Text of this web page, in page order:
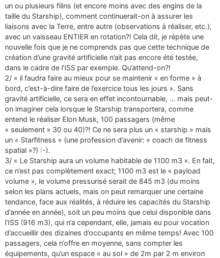
un ou plusieurs filins (et encore moins avec des engins de la
taille du Starship), comment continuerait-on à assurer les
liaisons avec la Terre, entre autre (observations à réaliser, etc.),
avec un vaisseau ENTIER en rotation?! Cela dit, je répète une
nouvelle fois que je ne comprends pas que cette technique de
création d’une gravité artificielle n’ait pas encore été testée,
dans le cadre de l’ISS par exemple. Qu’attend-on?!
2/ « il faudra faire au mieux pour se maintenir « en forme » à
bord, c’est-à-dire faire de l’exercice tous les jours ». Sans
gravité artificielle, ce sera en effet incontournable, … mais peut-
on imaginer cela lorsque le Starship transportera, comme
entend le réaliser Elon Musk, 100 passagers (même
« seulement » 30 ou 40)?! Ce ne sera plus un « starship » mais
un « Starfitness » (une profession d’avenir: « coach de fitness
spatial »?) :-).
3/ « Le Starship aura un volume habitable de 1100 m3 ». En fait,
ce n’est pas complètement exact; 1100 m3 est le « payload
volume », le volume pressurisé serait de 845 m3 (du moins
selon les plans actuels, mais on peut remarquer une certaine
tendance, face aux réalités, à réduire les capacités du Starship
d’année en année), soit un peu moins que celui disponible dans
l’ISS (916 m3), qui n’a cependant, elle, jamais eu pour vocation
d’accueillir des dizaines d’occupants en même temps! Avec 100
passagers, cela n’offre en moyenne, sans compter les
équipements, qu’un espace « au sol » de 2m par 2 m environ